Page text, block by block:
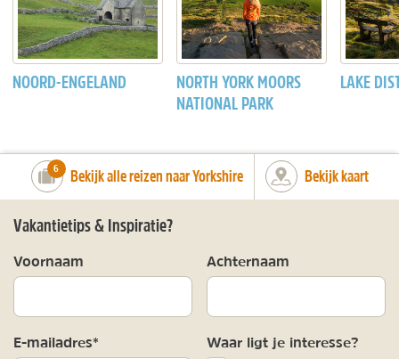
NOORD-ENGELAND
NORTH YORK MOORS
NATIONAL PARK
LAKE
number_of_trips:
6 Bekijk alle reizen naar Yorkshire Bekijk kaart
Vakantietips & Inspiratie?
Voornaam Achternaam
E-mailadres* Waar ligt je interesse?